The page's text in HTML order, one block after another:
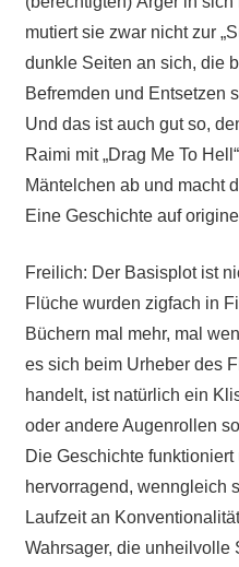
mutiert sie zwar nicht zur
dunkle Seiten an sich, die
Befremden und Entsetzen
Und das ist auch gut so,
Raimi mit „Drag Me To
Mäntelchen ab und macht
Eine Geschichte auf
Freilich: Der Basisplot ist
Flüche wurden zigfach in
Büchern mal mehr, mal
es sich beim Urheber des
handelt, ist natürlich ein
oder andere Augenrollen
Die Geschichte
hervorragend, wenngleich
Laufzeit an
Wahrsager, die unheilvolle